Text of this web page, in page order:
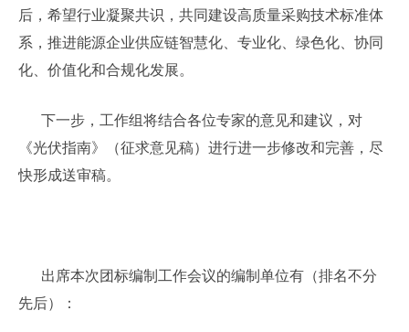
后，希望行业凝聚共识，共同建设高质量采购技术标准体
系，推进能源企业供应链智慧化、专业化、绿色化、协同
化、价值化和合规化发展。
下一步，工作组将结合各位专家的意见和建议，对
《光伏指南》（征求意见稿）进行进一步修改和完善，尽
快形成送审稿。
出席本次团标编制工作会议的编制单位有（排名不分
先后）：